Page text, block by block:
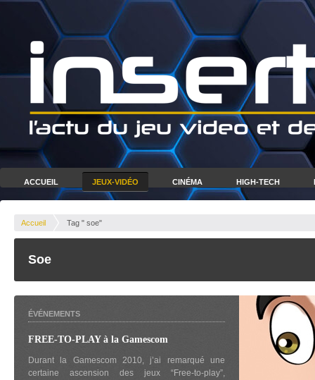
ACCUEIL JEUX-VIDÉO CINÉMA HIGH-TECH
Accueil Tag " soe"
Soe
ÉVÉNEMENTS
FREE-TO-PLAY à la Gamescom
Durant la Gamescom 2010, j’ai remarqué une
certaine ascension des jeux “Free-to-play”,